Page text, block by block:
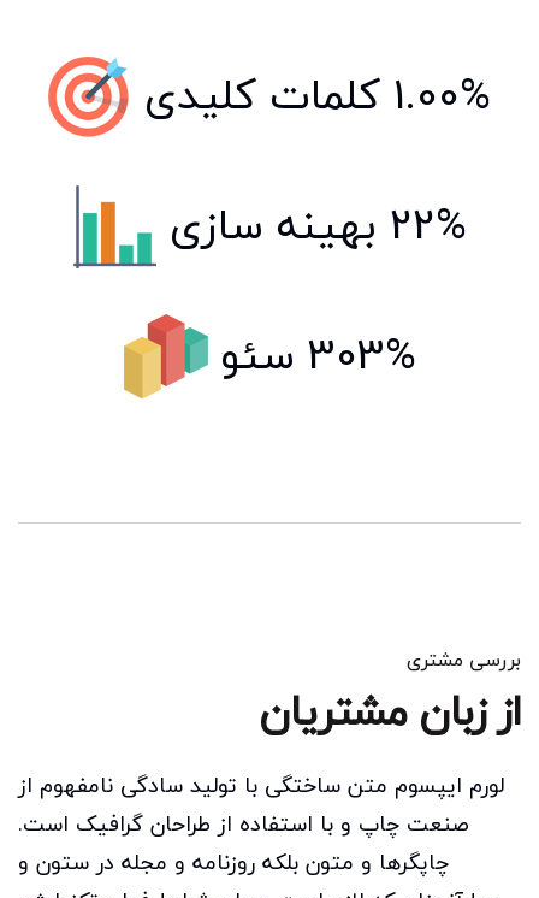
1.00% کلمات کلیدی
22% بهینه سازی
303% سئو
بررسی مشتری
از زبان مشتریان
لورم ایپسوم متن ساختگی با تولید سادگی نامفهوم از
صنعت چاپ و با استفاده از طراحان گرافیک است.
چاپگرها و متون بلکه روزنامه و مجله در ستون و